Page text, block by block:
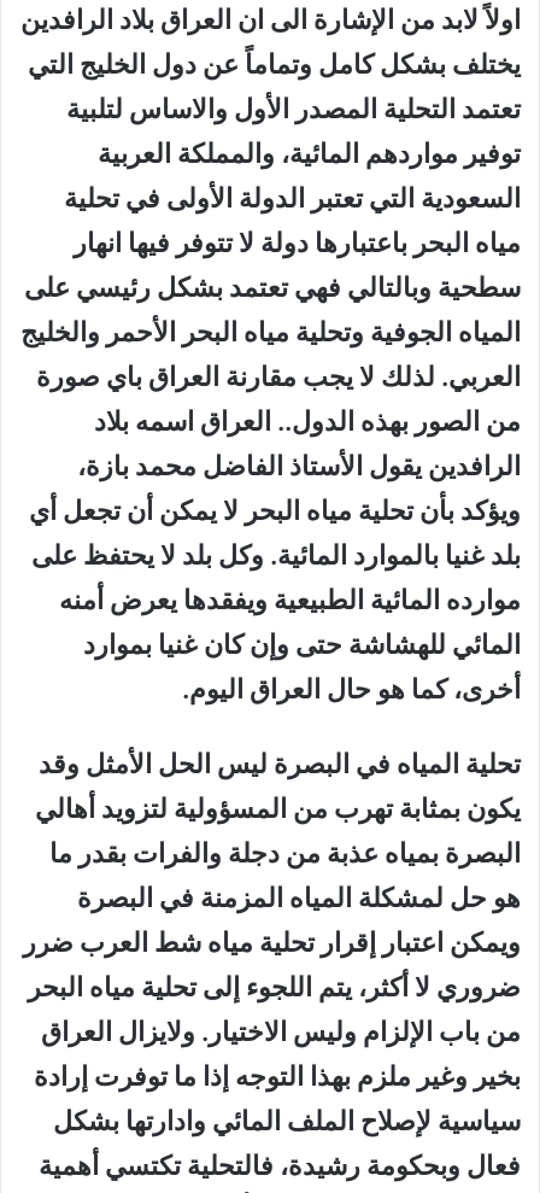
اولاً لابد من الإشارة الى ان العراق بلاد الرافدين
يختلف بشكل كامل وتماماً عن دول الخليج التي
تعتمد التحلية المصدر الأول والاساس لتلبية
توفير مواردهم المائية، والمملكة العربية
السعودية التي تعتبر الدولة الأولى في تحلية
مياه البحر باعتبارها دولة لا تتوفر فيها انهار
سطحية وبالتالي فهي تعتمد بشكل رئيسي على
المياه الجوفية وتحلية مياه البحر الأحمر والخليج
العربي. لذلك لا يجب مقارنة العراق باي صورة
من الصور بهذه الدول.. العراق اسمه بلاد
الرافدين يقول الأستاذ الفاضل محمد بازة،
ويؤكد بأن تحلية مياه البحر لا يمكن أن تجعل أي
بلد غنيا بالموارد المائية. وكل بلد لا يحتفظ على
موارده المائية الطبيعية ويفقدها يعرض أمنه
المائي للهشاشة حتى وإن كان غنيا بموارد
أخرى، كما هو حال العراق اليوم.
تحلية المياه في البصرة ليس الحل الأمثل وقد
يكون بمثابة تهرب من المسؤولية لتزويد أهالي
البصرة بمياه عذبة من دجلة والفرات بقدر ما
هو حل لمشكلة المياه المزمنة في البصرة
ويمكن اعتبار إقرار تحلية مياه شط العرب ضرر
ضروري لا أكثر، يتم اللجوء إلى تحلية مياه البحر
من باب الإلزام وليس الاختيار. ولايزال العراق
بخير وغير ملزم بهذا التوجه إذا ما توفرت إرادة
سياسية لإصلاح الملف المائي وادارتها بشكل
فعال وبحكومة رشيدة، فالتحلية تكتسي أهمية